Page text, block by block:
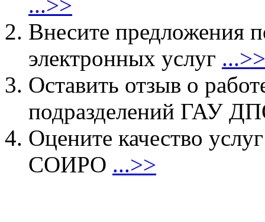
Внесите предложения
электронных услуг ...>>
Оставить отзыв о
подразделений ГАУ
Оцените качество
СОИРО ...>>